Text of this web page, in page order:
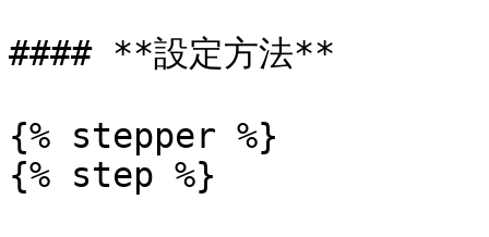
#### **設定方法**
{% stepper %}
{% step %}